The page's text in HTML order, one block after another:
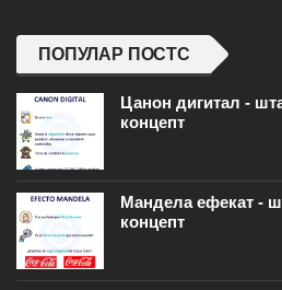
ПОПУЛАР ПОСТС
Цанон дигитал -
концепт
Мандела ефекат -
концепт